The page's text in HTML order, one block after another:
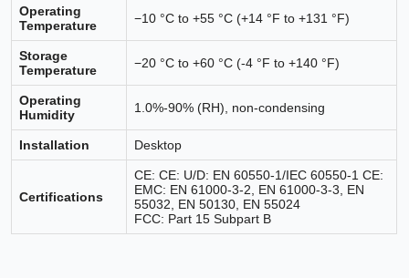
Operating
Temperature
−10 °C to +55 °C (+14 °F to +131 °F)
Storage
Temperature
−20 °C to +60 °C (-4 °F to +140 °F)
Operating
Humidity
1.0%-90% (RH), non-condensing
Installation Desktop
Certifications
CE: CE: U/D: EN 60550-1/IEC 60550-1 CE:
EMC: EN 61000-3-2, EN 61000-3-3, EN
55032, EN 50130, EN 55024
FCC: Part 15 Subpart B